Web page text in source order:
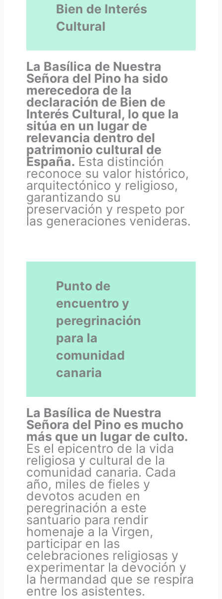
Bien de Interés
Cultural
La Basílica de Nuestra
Señora del Pino ha sido
merecedora de la
declaración de Bien de
Interés Cultural, lo que la
sitúa en un lugar de
relevancia dentro del
patrimonio cultural de
España. Esta distinción
reconoce su valor histórico,
arquitectónico y religioso,
garantizando su
preservación y respeto por
las generaciones venideras.
Punto de
encuentro y
peregrinación
para la
comunidad
canaria
La Basílica de Nuestra
Señora del Pino es mucho
más que un lugar de culto.
Es el epicentro de la vida
religiosa y cultural de la
comunidad canaria. Cada
año, miles de fieles y
devotos acuden en
peregrinación a este
santuario para rendir
homenaje a la Virgen,
participar en las
celebraciones religiosas y
experimentar la devoción y
la hermandad que se respira
entre los asistentes.